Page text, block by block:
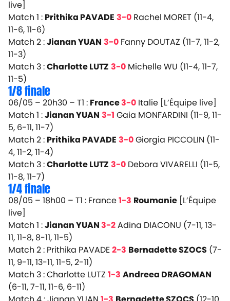
live]
Match 1 : Prithika PAVADE 3-0 Rachel MORET (11-4,
11-6, 11-6)
Match 2 :Jianan YUAN 3-0 Fanny DOUTAZ (11-7, 11-2,
11-3)
Match 3 :Charlotte LUTZ 3-0 Michelle WU (11-4, 11-7,
11-5)
1/8 finale
06/05 – 20h30 – T1 : France3-0 Italie [L’Équipe live]
Match 1 :Jianan YUAN 3-1 Gaia MONFARDINI (11-9, 11-
5, 6-11, 11-7)
Match 2 : Prithika PAVADE 3-0Giorgia PICCOLIN (11-
4, 11-2, 11-4)
Match 3 :Charlotte LUTZ 3-0 Debora VIVARELLI (11-5,
11-8, 11-7)
1/4 finale
08/05 – 18h00 – T1 : France1-3 Roumanie [L’Équipe
live]
Match 1 :Jianan YUAN3-2Adina DIACONU (7-11, 13-
11, 11-8, 8-11, 11-5)
Match 2 : Prithika PAVADE2-3 Bernadette SZOCS (7-
11, 9-11, 13-11, 11-5, 2-11)
Match 3 : Charlotte LUTZ 1-3 Andreea DRAGOMAN
(6-11, 7-11, 11-6, 6-11)